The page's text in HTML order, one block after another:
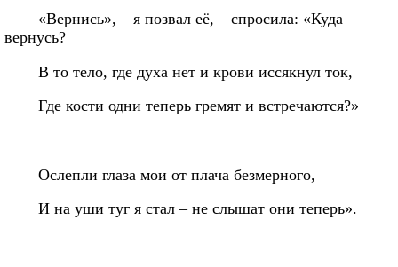
«Вернись», – я позвал её, – спросила: «Куда
вернусь?
В то тело, где духа нет и крови иссякнул ток,
Где кости одни теперь гремят и встречаются?»
Ослепли глаза мои от плача безмерного,
И на уши туг я стал – не слышат они теперь».